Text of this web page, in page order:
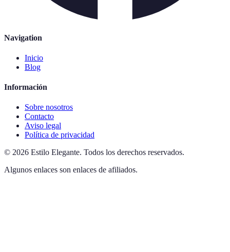
Navigation
Inicio
Blog
Información
Sobre nosotros
Contacto
Aviso legal
Política de privacidad
© 2026 Estilo Elegante. Todos los derechos reservados.
Algunos enlaces son enlaces de afiliados.